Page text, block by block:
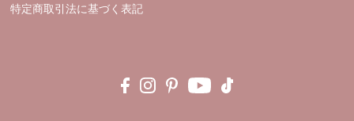
特定商取引法に基づく表記